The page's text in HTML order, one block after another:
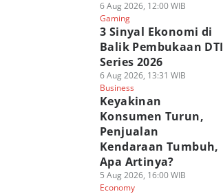
6 Aug 2026, 12:00 WIB
Gaming
3 Sinyal Ekonomi di
Balik Pembukaan DTI
Series 2026
6 Aug 2026, 13:31 WIB
Business
Keyakinan
Konsumen Turun,
Penjualan
Kendaraan Tumbuh,
Apa Artinya?
5 Aug 2026, 16:00 WIB
Economy